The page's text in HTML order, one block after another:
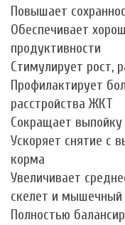
Повышает
Обеспечивает
продуктивности
Стимулирует рост,
Профилактирует
расстройства ЖКТ
Сокращает
Ускоряет снятие с
корма
Увеличивает
скелет и мышечный
Полностью